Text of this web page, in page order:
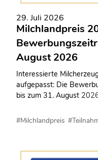
29. Juli 2026
Milchlandpreis
August 2026
Interessierte
aufgepasst: Die
bis zum 31. August
#Milchlandpreis